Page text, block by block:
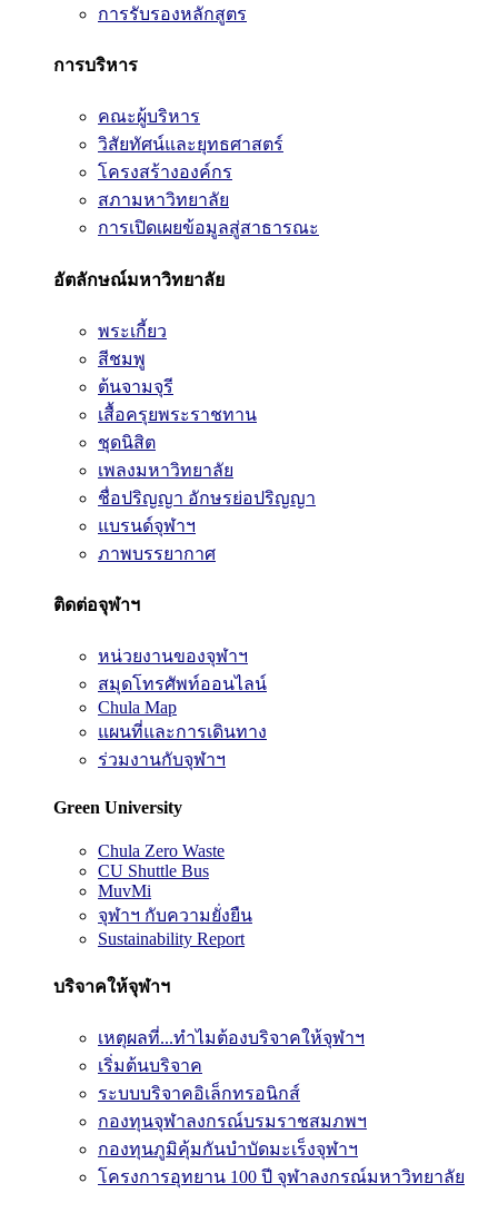
การรับรองหลักสูตร
การบริหาร
คณะผู้บริหาร
วิสัยทัศน์และยุทธศาสตร์
โครงสร้างองค์กร
สภามหาวิทยาลัย
การเปิดเผยข้อมูลสู่สาธารณะ
อัตลักษณ์มหาวิทยาลัย
พระเกี้ยว
สีชมพู
ต้นจามจุรี
เสื้อครุยพระราชทาน
ชุดนิสิต
เพลงมหาวิทยาลัย
ชื่อปริญญา อักษรย่อปริญญา
แบรนด์จุฬาฯ
ภาพบรรยากาศ
ติดต่อจุฬาฯ
หน่วยงานของจุฬาฯ
สมุดโทรศัพท์ออนไลน์
Chula Map
แผนที่และการเดินทาง
ร่วมงานกับจุฬาฯ
Green University
Chula Zero Waste
CU Shuttle Bus
MuvMi
จุฬาฯ กับความยั่งยืน
Sustainability Report
บริจาคให้จุฬาฯ
เหตุผลที่...ทำไมต้องบริจาคให้จุฬาฯ
เริ่มต้นบริจาค
ระบบบริจาคอิเล็กทรอนิกส์
กองทุนจุฬาลงกรณ์บรมราชสมภพฯ
กองทุนภูมิคุ้มกันบำบัดมะเร็งจุฬาฯ
โครงการอุทยาน 100 ปี จุฬาลงกรณ์มหาวิทยาลัย